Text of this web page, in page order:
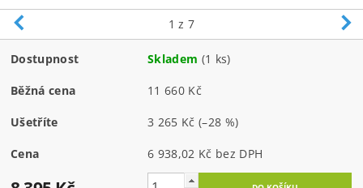
1 z 7
Dostupnost Skladem (1 ks)
Běžná cena 11 660 Kč
Ušetříte 3 265 Kč (–28 %)
Cena 6 938,02 Kč bez DPH